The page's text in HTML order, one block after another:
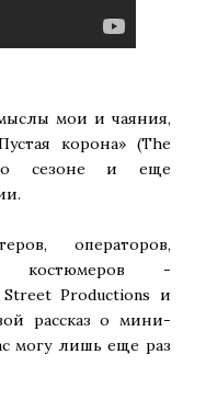
мои и чаяния,
корона» (The
сезоне и еще
операторов,
костюмеров -
Productions и
рассказ о мини-
могу лишь еще раз